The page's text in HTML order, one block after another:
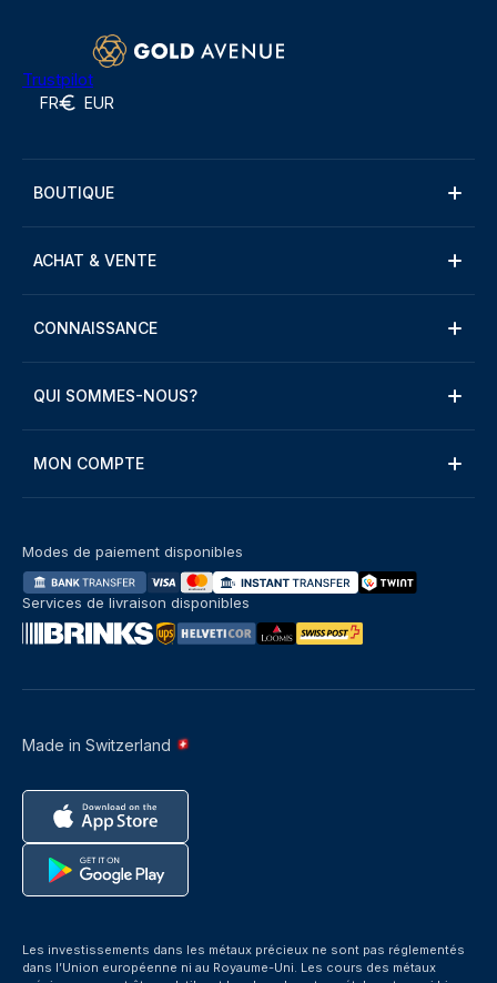
Trustpilot
FR EUR
BOUTIQUE
ACHAT & VENTE
CONNAISSANCE
QUI SOMMES-NOUS?
MON COMPTE
Made in Switzerland
Modes de paiement disponibles
Services de livraison disponibles
Les investissements dans les métaux précieux ne sont pas réglementés
dans l’Union européenne ni au Royaume-Uni. Les cours des métaux